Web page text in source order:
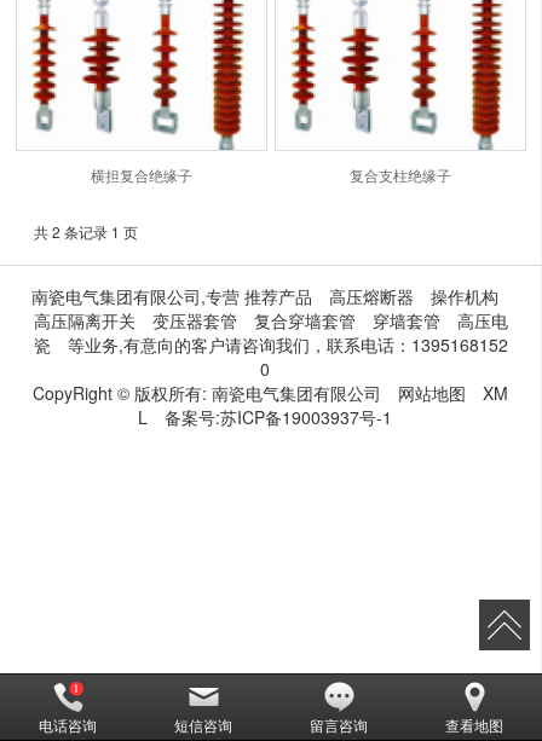
横担复合绝缘子 复合支柱绝缘子
共 2 条记录 1 页
南瓷电气集团有限公司,专营 推荐产品 高压熔断器
操作机构
高压隔离开关
变压器套管 复合穿墙套管 穿墙套管
高压电
瓷
等业务,有意向的客户请咨询我们，联系电话： 1395168152
0
CopyRight © 版权所有:南瓷电气集团有限公司 网站地图
XM
L
备案号:苏ICP备19003937号-1
电话咨询 短信咨询 留言咨询 查看地图